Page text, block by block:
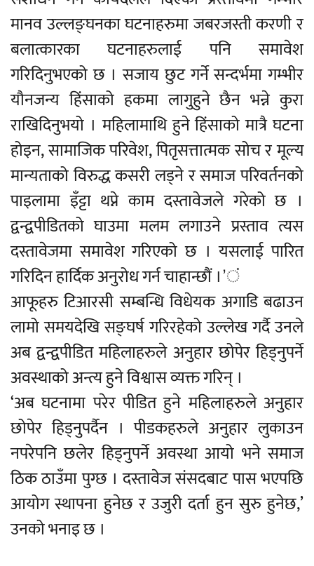
मानव उल्लङ्घनका घटनाहरुमा जबरजस्ती करणी र
बलात्कारका घटनाहरुलाई पनि समावेश
गरिदिनुभएको छ । सजाय छुट गर्ने सन्दर्भमा गम्भीर
यौनजन्य हिंसाको हकमा लागुहुने छैन भन्ने कुरा
राखिदिनुभयो । महिलामाथि हुने हिंसाको मात्रै घटना
होइन, सामाजिक परिवेश, पितृसत्तात्मक सोच र मूल्य
मान्यताको विरुद्ध कसरी लड्ने र समाज परिवर्तनको
पाइलामा इँट्टा थप्ने काम दस्तावेजले गरेको छ ।
द्वन्द्वपीडितको घाउमा मलम लगाउने प्रस्ताव त्यस
दस्तावेजमा समावेश गरिएको छ । यसलाई पारित
गरिदिन हार्दिक अनुरोध गर्न चाहान्छौं ।’ं
आफूहरु टिआरसी सम्बन्धि विधेयक अगाडि बढाउन
लामो समयदेखि सङ्घर्ष गरिरहेको उल्लेख गर्दै उनले
अब द्वन्द्वपीडित महिलाहरुले अनुहार छोपेर हिड्नुपर्ने
अवस्थाको अन्त्य हुने विश्वास व्यक्त गरिन् ।
‘अब घटनामा परेर पीडित हुने महिलाहरुले अनुहार
छोपेर हिड्नुपर्दैन । पीडकहरुले अनुहार लुकाउन
नपरेपनि छलेर हिड्नुपर्ने अवस्था आयो भने समाज
ठिक ठाउँमा पुग्छ । दस्तावेज संसदबाट पास भएपछि
आयोग स्थापना हुनेछ र उजुरी दर्ता हुन सुरु हुनेछ,’
उनको भनाइ छ ।